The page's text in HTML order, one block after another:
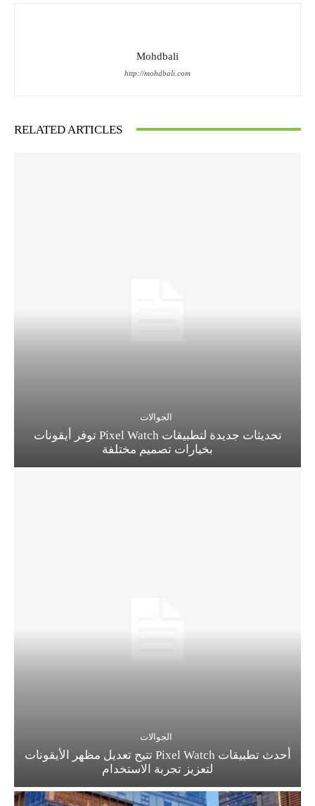
Mohdbali
http://mohdbali.com
RELATED ARTICLES
الجوالات
تحديثات جديدة لتطبيقات Pixel Watch توفر أيقونات
بخيارات تصميم مختلفة
الجوالات
أحدث تطبيقات Pixel Watch تتيح تعديل مظهر الأيقونات
لتعزيز تجربة الاستخدام